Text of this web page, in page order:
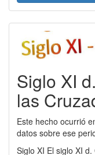
Siglo XI
las
Este hecho ocurrió
datos sobre ese
Siglo XI El siglo XI d. C. (siglo undécimo después de Cristo) o